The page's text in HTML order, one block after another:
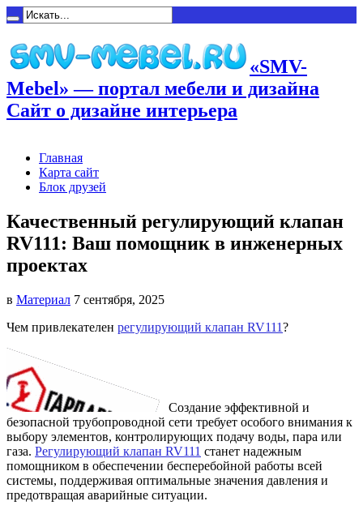
«SMV-
Mebel» — портал мебели и дизайна
Сайт о дизайне интерьера
Главная
Карта сайт
Блок друзей
Качественный регулирующий клапан
RV111: Ваш помощник в инженерных
проектах
в Материал 7 сентября, 2025
Чем привлекателен регулирующий клапан RV111?
Создание эффективной и
безопасной трубопроводной сети требует особого внимания к
выбору элементов, контролирующих подачу воды, пара или
газа. Регулирующий клапан RV111 станет надежным
помощником в обеспечении бесперебойной работы всей
системы, поддерживая оптимальные значения давления и
предотвращая аварийные ситуации.